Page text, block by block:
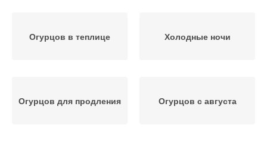
Огурцов в теплице Холодные ночи
Огурцов для продления Огурцов с августа